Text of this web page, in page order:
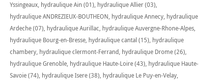
Yssingeaux, hydraulique Ain (01), hydraulique Allier (03),
hydraulique ANDREZIEUX-BOUTHEON, hydraulique Annecy, hydraulique
Ardeche (07), hydraulique Aurillac, hydraulique Auvergne-Rhone-Alpes,
hydraulique Bourg-en-Bresse, hydraulique cantal (15), hydraulique
chambery, hydraulique clermont-Ferrand, hydraulique Drome (26),
hydraulique Grenoble, hydraulique Haute-Loire (43), hydraulique Haute-
Savoie (74), hydraulique Isere (38), hydraulique Le Puy-en-Velay,